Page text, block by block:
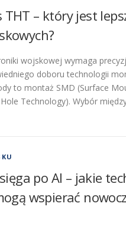
THT – który jest
wojskowej wymaga
doboru technologii
to montaż SMD (Surface
Technology). Wybór
po AI – jakie
wspierać